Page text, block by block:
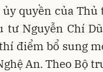
quyền của
tư Nguyễn Chí
điểm bổ sung
An. Theo Bộ